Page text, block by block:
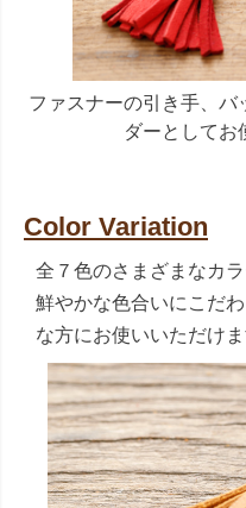
ファスナーの引き手、
ダーとしてお
Color Variation
全７色のさまざまなカ
鮮やかな色合いにこだ
な方にお使いいただけま